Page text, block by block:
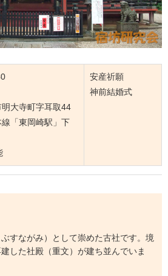
大寺町字耳取44
「東岡崎駅」下
安産祈願
神前結婚式
すながみ）として崇めた古社です。境
した社殿（重文）が建ち並んでいま